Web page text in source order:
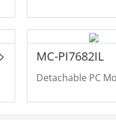
MC-PI7682IL
Detachable PC